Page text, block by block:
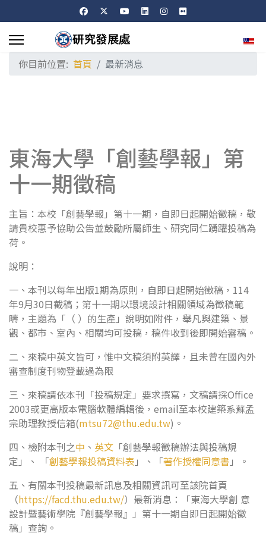
選擇
你目前位置: 首頁 最新消息
東海大學「創藝學報」第
十一期徵稿
主旨：本校「創藝學報」第十一期，自即日起開始徵稿，敬
請貴校惠予協助公告並鼓勵所屬師生、研究同仁踴躍投稿為
荷。
說明：
一、本刊以每年出版1期為原則，自即日起開始徵稿，114
年9月30日截稿；第十一期以環境設計相關領域為徵稿範
疇，主題為「（ ）的生產」說明如附件，舉凡與建築、景
觀、都市、室內、相關均可投稿，稿件收到後即開始審稿。
二、來稿中英文皆可，惟中文稿須附英譯，且未曾在國內外
審查制度刊物登載過為限
三、來稿請依本刊「投稿規定」要求撰寫，文稿請採Office
2003或更高版本電腦軟體編輯後，email至本校建築系蘇孟
宗助理教授信箱(mtsu72@thu.edu.tw)。
四、檢附本刊之中 、 英文 「創藝學報徵稿辦法與投稿規
定」、 「創藝學報投稿資料表 」、「著作授權同意書 」。
五、有關本刊投稿最新訊息及相關資訊可至該院首頁
（https://facd.thu.edu.tw/）最新消息：「東海大學創 意
設計暨藝術學院『創藝學報』」第十一期自即日起開始徵
稿」查詢。